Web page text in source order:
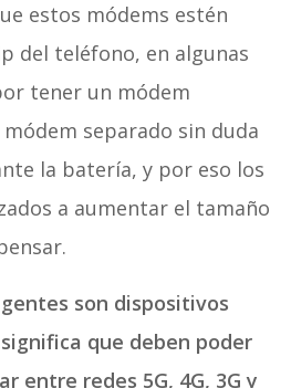
estos módems estén
del teléfono, en algunas
tener un módem
separado sin duda
la batería, y por eso los
a aumentar el tamaño
son dispositivos
que deben poder
entre redes 5G, 4G, 3G y